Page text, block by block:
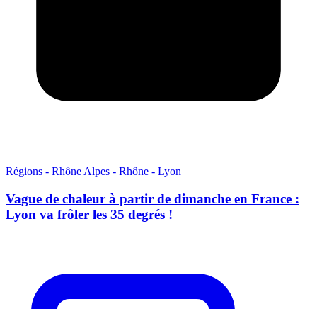
Régions - Rhône Alpes - Rhône - Lyon
Vague de chaleur à partir de dimanche en France :
Lyon va frôler les 35 degrés !